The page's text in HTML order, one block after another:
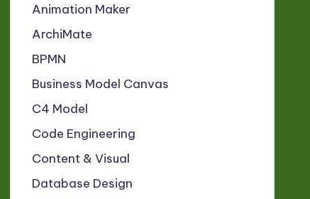
Animation Maker
ArchiMate
BPMN
Business Model Canvas
C4 Model
Code Engineering
Content & Visual
Database Design